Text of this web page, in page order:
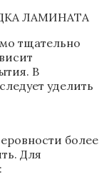
ЛАМИНАТА
тщательно
В
уделить
более
Для